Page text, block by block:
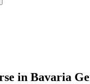
in Bavaria